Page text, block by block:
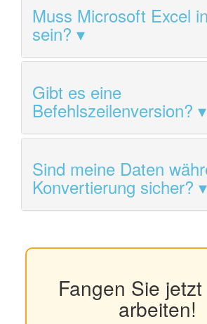
Muss Microsoft Excel
sein?
Gibt es eine
Befehlszeilenversion?
Sind meine Daten
Konvertierung sicher?
Fangen Sie
arbeiten!